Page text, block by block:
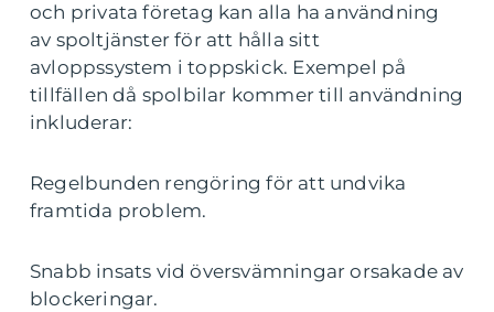
och privata företag kan alla ha användning
av spoltjänster för att hålla sitt
avloppssystem i toppskick. Exempel på
tillfällen då spolbilar kommer till användning
inkluderar:
Regelbunden rengöring för att undvika
framtida problem.
Snabb insats vid översvämningar orsakade av
blockeringar.